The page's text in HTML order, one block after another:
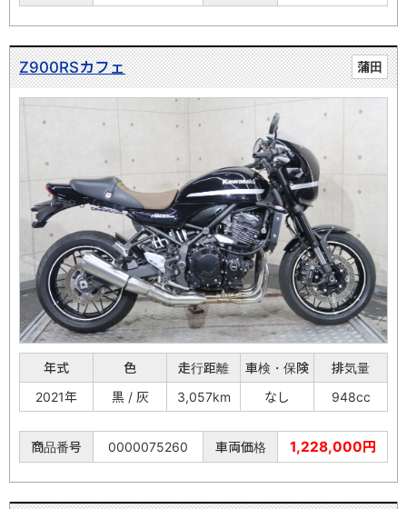
蒲田
Z900RSカフェ
年式 色 走行距離 車検・保険
排気量
2021年
黒 / 灰 3,057km なし 948cc
商品番号 0000075260 車両価格 1,228,000円